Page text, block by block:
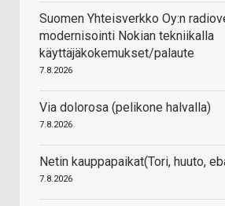
Suomen Yhteisverkko Oy:n
modernisointi Nokian tekniikalla
käyttäjäkokemukset/palaute
7.8.2026
Via dolorosa (pelikone halvalla)
7.8.2026
Netin kauppapaikat(Tori, huuto,
7.8.2026